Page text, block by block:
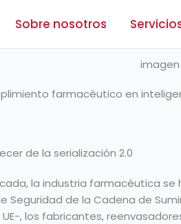
Sobre nosotros
farmacéutico en
de la serialización 2.0
la industria farmacéutica
de la Cadena de
, los fabricantes,